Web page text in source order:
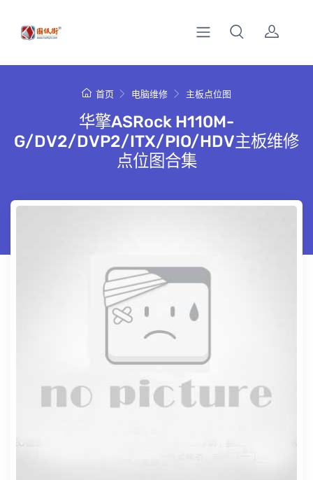
首页 电脑维修 主板点位图
华擎ASRock H110M-
G/DV2/DVP2/ITX/PIO/HDV主板维修
点位图合集